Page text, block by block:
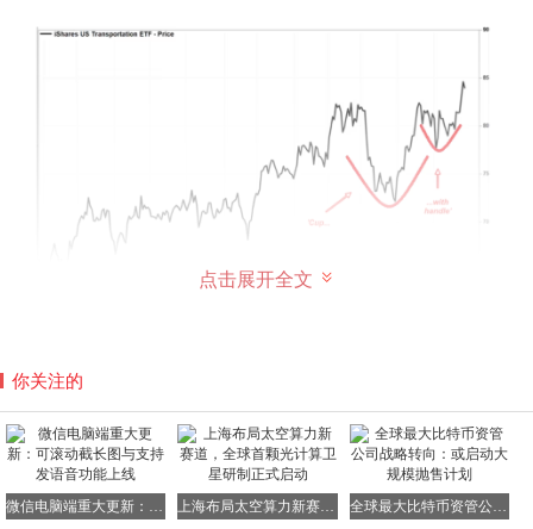
“杯柄形态”的呈现，描绘了市场反弹、回调、回测和恢复的
完整走势。
因此，分析人士普遍认为，交通运输业的突破性
上涨行情才刚刚拉开序幕。
Johnson进一步表示，投资者似乎正在将目光转向市场的其
他领域，包括运输板块。IYT指数正在突破持续四个月的“杯
点击展开全文
你关注的
微信电脑端重大更新：可滚动截长图与支持发语音功能上线 上海布局太空算力新赛道，全球首颗光计算卫星研制正式启动 全球最大比特币资管公司战略转向：或启动大规模抛售计划